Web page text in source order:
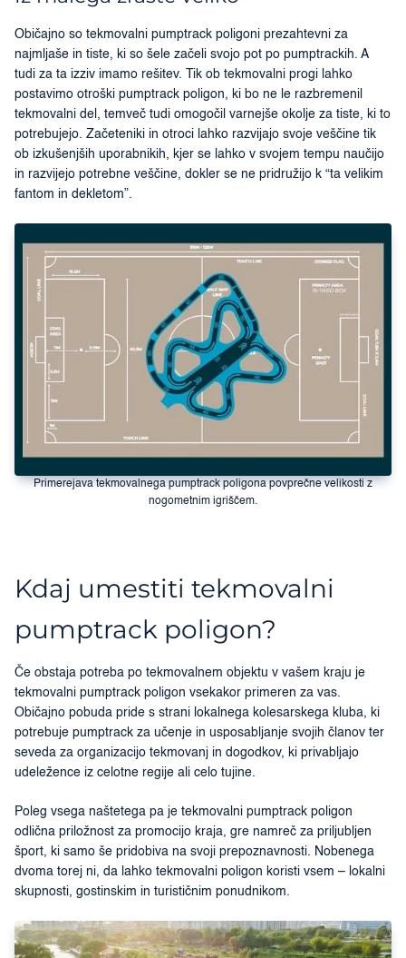
Običajno so tekmovalni pumptrack poligoni prezahtevni za
najmljaše in tiste, ki so šele začeli svojo pot po pumptrackih. A
tudi za ta izziv imamo rešitev. Tik ob tekmovalni progi lahko
postavimo otroški pumptrack poligon, ki bo ne le razbremenil
tekmovalni del, temveč tudi omogočil varnejše okolje za tiste, ki to
potrebujejo. Začeteniki in otroci lahko razvijajo svoje veščine tik
ob izkušenjših uporabnikih, kjer se lahko v svojem tempu naučijo
in razvijejo potrebne veščine, dokler se ne pridružijo k “ta velikim
fantom in dekletom”.
Primerejava tekmovalnega pumptrack poligona povprečne velikosti z
nogometnim igriščem.
Kdaj umestiti tekmovalni
pumptrack poligon?
Če obstaja potreba po tekmovalnem objektu v vašem kraju je
tekmovalni pumptrack poligon vsekakor primeren za vas.
Običajno pobuda pride s strani lokalnega kolesarskega kluba, ki
potrebuje pumptrack za učenje in usposabljanje svojih članov ter
seveda za organizacijo tekmovanj in dogodkov, ki privabljajo
udeležence iz celotne regije ali celo tujine.
Poleg vsega naštetega pa je tekmovalni pumptrack poligon
odlična priložnost za promocijo kraja, gre namreč za priljubljen
šport, ki samo še pridobiva na svoji prepoznavnosti. Nobenega
dvoma torej ni, da lahko tekmovalni poligon koristi vsem – lokalni
skupnosti, gostinskim in turističnim ponudnikom.